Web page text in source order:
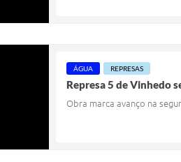
ÁGUA REPRESAS
Represa 5 de Vinhedo
Obra marca avanço na